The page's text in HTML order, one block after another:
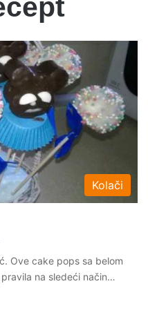
Kolači
Ove cake pops sa belom
na sledeći način…